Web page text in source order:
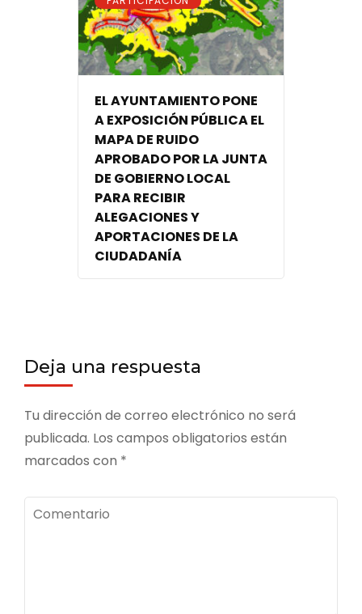
EL AYUNTAMIENTO PONE
A EXPOSICIÓN PÚBLICA EL
MAPA DE RUIDO
APROBADO POR LA JUNTA
DE GOBIERNO LOCAL
PARA RECIBIR
ALEGACIONES Y
APORTACIONES DE LA
CIUDADANÍA
Deja una respuesta
Tu dirección de correo electrónico no será
publicada. Los campos obligatorios están
marcados con *
Comentario